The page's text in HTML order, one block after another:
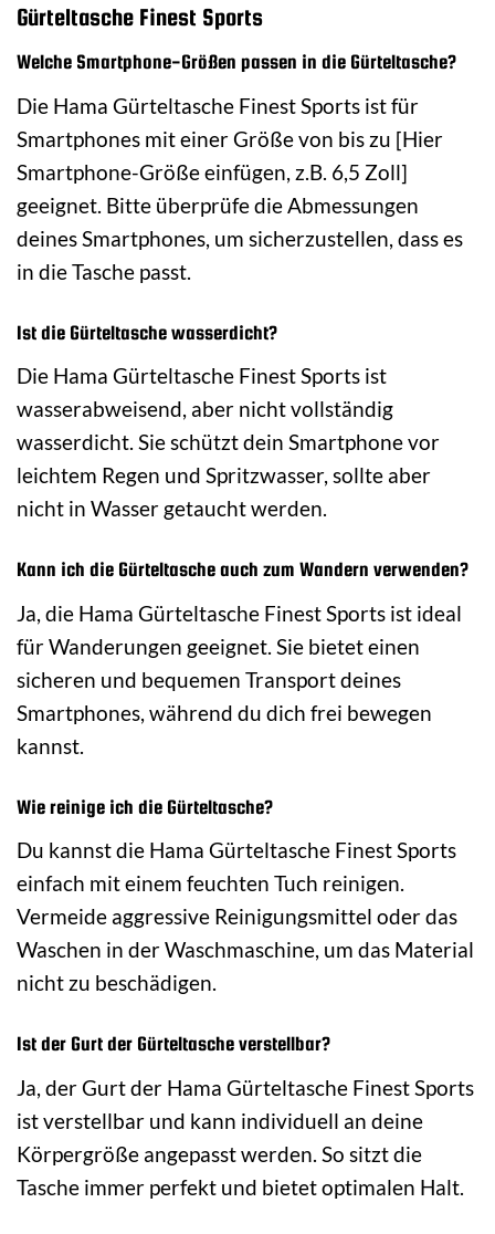
Gürteltasche Finest Sports
Welche Smartphone-Größen passen in die Gürteltasche?
Die Hama Gürteltasche Finest Sports ist für
Smartphones mit einer Größe von bis zu [Hier
Smartphone-Größe einfügen, z.B. 6,5 Zoll]
geeignet. Bitte überprüfe die Abmessungen
deines Smartphones, um sicherzustellen, dass es
in die Tasche passt.
Ist die Gürteltasche wasserdicht?
Die Hama Gürteltasche Finest Sports ist
wasserabweisend, aber nicht vollständig
wasserdicht. Sie schützt dein Smartphone vor
leichtem Regen und Spritzwasser, sollte aber
nicht in Wasser getaucht werden.
Kann ich die Gürteltasche auch zum Wandern verwenden?
Ja, die Hama Gürteltasche Finest Sports ist ideal
für Wanderungen geeignet. Sie bietet einen
sicheren und bequemen Transport deines
Smartphones, während du dich frei bewegen
kannst.
Wie reinige ich die Gürteltasche?
Du kannst die Hama Gürteltasche Finest Sports
einfach mit einem feuchten Tuch reinigen.
Vermeide aggressive Reinigungsmittel oder das
Waschen in der Waschmaschine, um das Material
nicht zu beschädigen.
Ist der Gurt der Gürteltasche verstellbar?
Ja, der Gurt der Hama Gürteltasche Finest Sports
ist verstellbar und kann individuell an deine
Körpergröße angepasst werden. So sitzt die
Tasche immer perfekt und bietet optimalen Halt.